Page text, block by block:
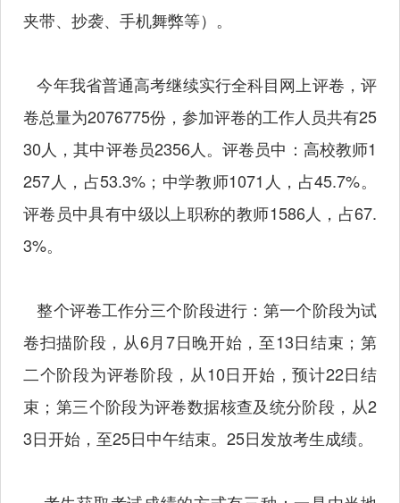
夹带、抄袭、手机舞弊等）。
今年我省普通高考继续实行全科目网上评卷，评
卷总量为2076775份，参加评卷的工作人员共有25
30人，其中评卷员2356人。评卷员中：高校教师1
257人，占53.3%；中学教师1071人，占45.7%。
评卷员中具有中级以上职称的教师1586人，占67.
3%。
整个评卷工作分三个阶段进行：第一个阶段为试
卷扫描阶段，从6月7日晚开始，至13日结束；第
二个阶段为评卷阶段，从10日开始，预计22日结
束；第三个阶段为评卷数据核查及统分阶段，从2
3日开始，至25日中午结束。25日发放考生成绩。